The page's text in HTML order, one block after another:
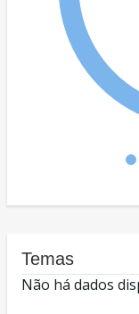
Temas
Não há dados